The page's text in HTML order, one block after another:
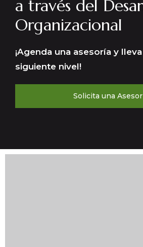
a través del
Organizacional
¡Agenda una asesoría y
siguiente nivel!
Solicita una